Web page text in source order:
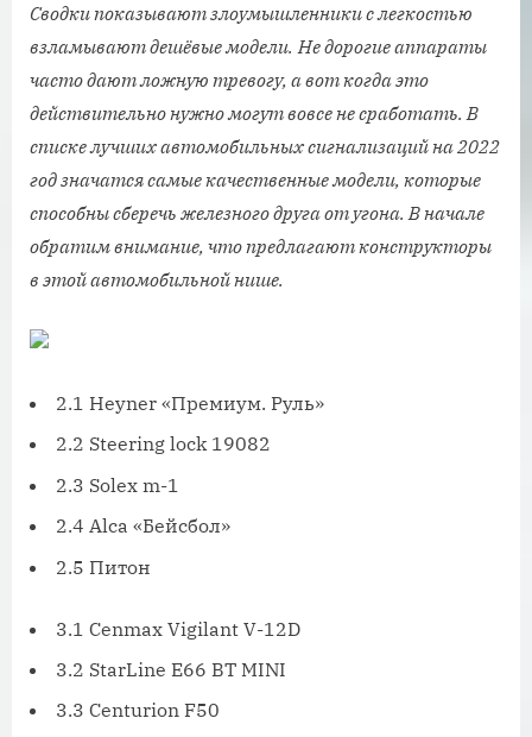
Сводки показывают злоумышленники с легкостью
взламывают дешёвые модели. Не дорогие аппараты
часто дают ложную тревогу, а вот когда это
действительно нужно могут вовсе не сработать. В
списке лучших автомобильных сигнализаций на 2022
год значатся самые качественные модели, которые
способны сберечь железного друга от угона. В начале
обратим внимание, что предлагают конструкторы
в этой автомобильной нише.
2.1 Heyner «Премиум. Руль»
2.2 Steering lock 19082
2.3 Solex m-1
2.4 Alca «Бейсбол»
2.5 Питон
3.1 Cenmax Vigilant V-12D
3.2 StarLine E66 BT MINI
3.3 Centurion F50